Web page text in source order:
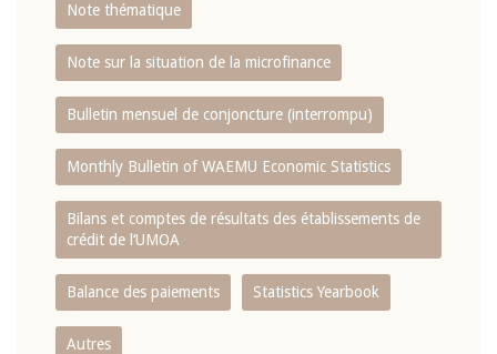
Note thématique
Note sur la situation de la microfinance
Bulletin mensuel de conjoncture (interrompu)
Monthly Bulletin of WAEMU Economic Statistics
Bilans et comptes de résultats des établissements de
crédit de l‘UMOA
Balance des paiements Statistics Yearbook
Autres